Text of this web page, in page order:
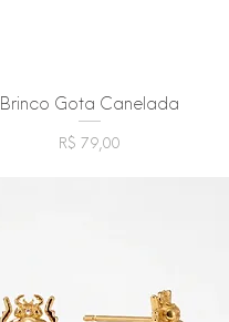
Visualização rápida
Brinco Gota Canelada
Preço
R$ 79,00